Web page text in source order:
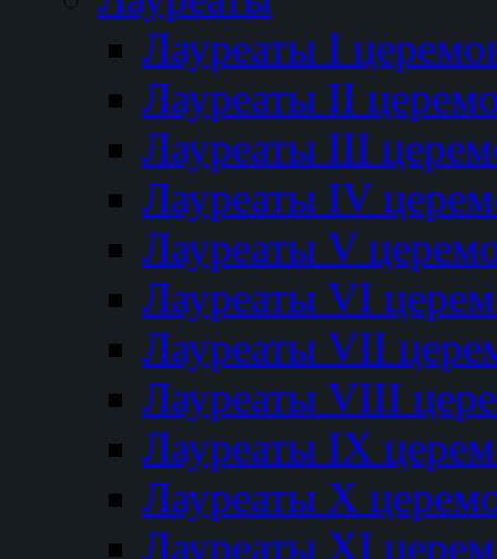
Лауреаты I
Лауреаты II
Лауреаты III
Лауреаты IV
Лауреаты V
Лауреаты VI
Лауреаты VII
Лауреаты VIII
Лауреаты IX
Лауреаты Х
Лауреаты XI